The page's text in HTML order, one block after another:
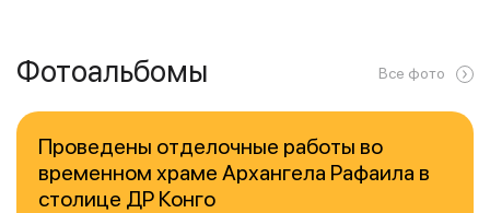
Фотоальбомы Все фото
Проведены отделочные работы во
временном храме Архангела Рафаила в
столице ДР Конго